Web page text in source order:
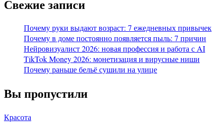
Свежие записи
Почему руки выдают возраст: 7 ежедневных привычек
Почему в доме постоянно появляется пыль: 7 причин
Нейровизуалист 2026: новая профессия и работа с AI
TikTok Money 2026: монетизация и вирусные ниши
Почему раньше бельё сушили на улице
Вы пропустили
Красота